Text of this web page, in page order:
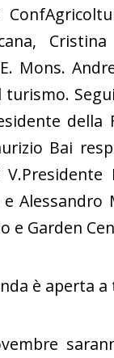
Mons.
turismo.
della
Bai
e
e Garden
è aperta